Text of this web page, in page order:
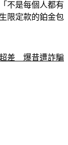
再度入院接受手
不是每個人都有
限定款的鉑金包
差　爆昔遭詐騙